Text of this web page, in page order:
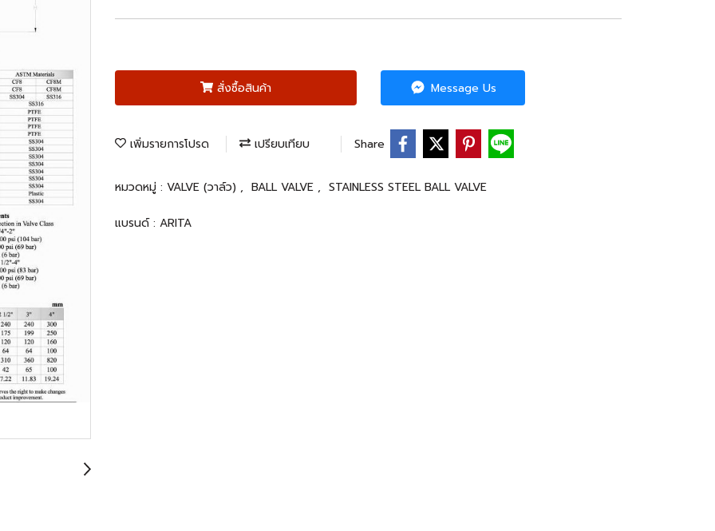
สั่งซื้อสินค้า Message Us
เพิ่มรายการโปรด เปรียบเทียบ Share
หมวดหมู่ : VALVE (วาล์ว) , BALL VALVE , STAINLESS STEEL BALL VALVE
แบรนด์ : ARITA